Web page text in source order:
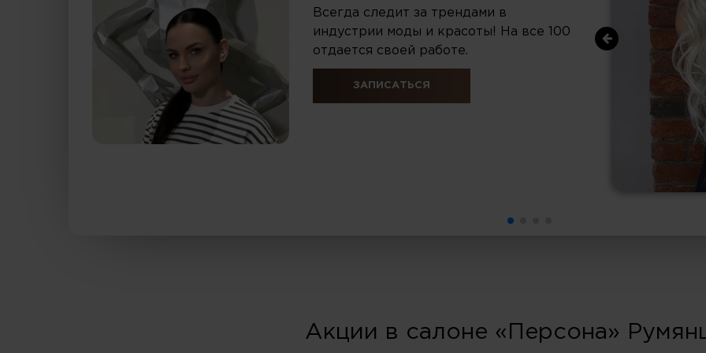
Всегда следит за трендами в
индустрии моды и красоты! На все 100
отдается своей работе.
ЗАПИСАТЬСЯ
Акции в салоне «Персона»